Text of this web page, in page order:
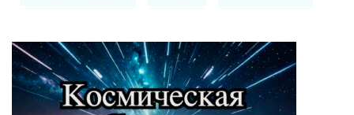
Навигация
по